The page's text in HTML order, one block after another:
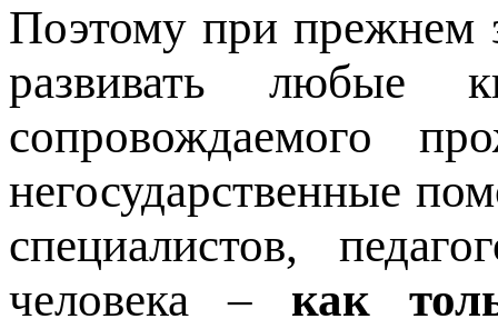
Поэтому при прежнем
развивать любые
сопровождаемого
негосударственные
специалистов,
человека – как